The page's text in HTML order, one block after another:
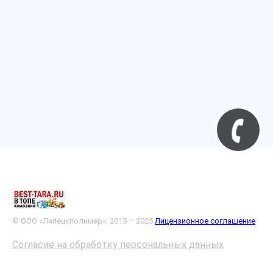
© ООО «Липецкполимер», 2015 – 2025 Лицензионное соглашение
Согласие на обработку персональных данных